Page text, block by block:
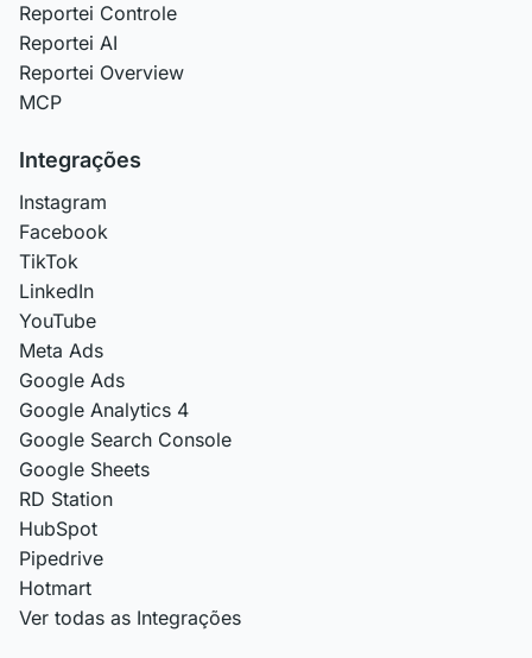
Reportei Controle
Reportei AI
Reportei Overview
MCP
Integrações
Instagram
Facebook
TikTok
LinkedIn
YouTube
Meta Ads
Google Ads
Google Analytics 4
Google Search Console
Google Sheets
RD Station
HubSpot
Pipedrive
Hotmart
Ver todas as Integrações